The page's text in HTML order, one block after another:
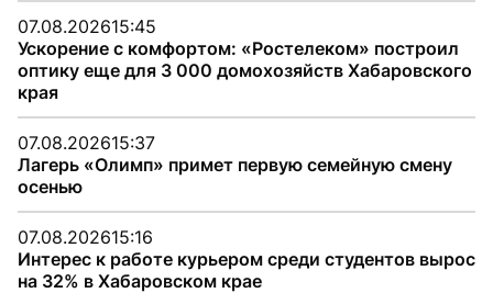
07.08.202615:45
Ускорение с комфортом: «Ростелеком» построил
оптику еще для 3 000 домохозяйств Хабаровского
края
07.08.202615:37
Лагерь «Олимп» примет первую семейную смену
осенью
07.08.202615:16
Интерес к работе курьером среди студентов вырос
на 32% в Хабаровском крае